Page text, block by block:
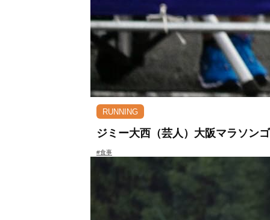
RUNNING
ジミー大西（芸人）大阪マラソン
#食事